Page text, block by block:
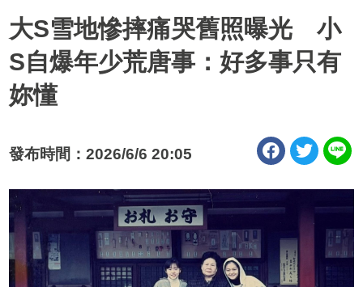
大S雪地慘摔痛哭舊照曝光 小
S自爆年少荒唐事：好多事只有
妳懂
發布時間：2026/6/6 20:05